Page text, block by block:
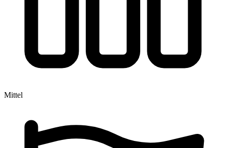
Mittel